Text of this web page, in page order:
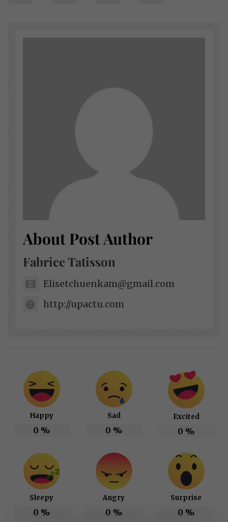
About Post Author
Fabrice Tatisson
Elisetchuenkam@gmail.com
http://upactu.com
Happy
0 %
Sad
0 %
Excited
0 %
Sleepy
0 %
Angry
0 %
Surprise
0 %